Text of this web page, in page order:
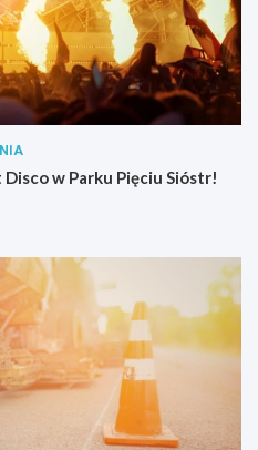
w Parku Pięciu Sióstr!